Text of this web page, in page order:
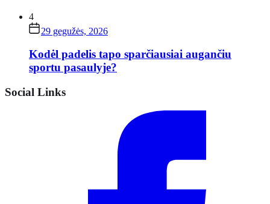
4
29 gegužės, 2026
Kodėl padelis tapo sparčiausiai augančiu
sportu pasaulyje?
Social Links